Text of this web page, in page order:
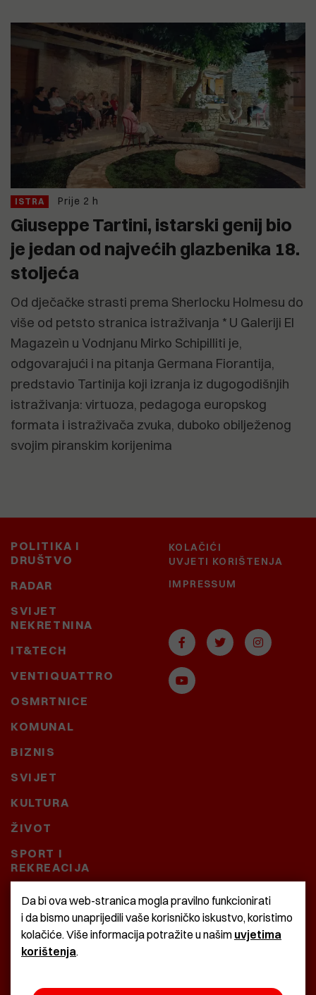
ISTRA Prije 2 h
Giuseppe Tartini, istarski genij bio
je jedan od najvećih glazbenika 18.
stoljeća
Od dječačke strasti prema Sherlocku Holmesu do
više od petsto stranica istraživanja * U Galeriji El
Magazeìn u Vodnjanu Mirko Schipilliti je,
odgovarajući i na pitanja Germana Fiorantija,
predstavio Tartinija koji izranja iz dugogodišnjih
istraživanja: virtuoza, pedagoga europskog
formata i istraživača zvuka, duboko obilježenog
svojim piranskim korijenima
POLITIKA I
DRUŠTVO
RADAR
SVIJET
NEKRETNINA
IT&TECH
VENTIQUATTRO
OSMRTNICE
KOMUNAL
BIZNIS
SVIJET
KULTURA
ŽIVOT
SPORT I
REKREACIJA
CRNA KRONIKA
BAŠTARDINI I PRAVI
KRASNA ZEMLJA
KOLAČIĆI
UVJETI KORIŠTENJA
IMPRESSUM
Da bi ova web-stranica mogla pravilno funkcionirati
i da bismo unaprijedili vaše korisničko iskustvo, koristimo
kolačiće. Više informacija potražite u našim uvjetima
korištenja.